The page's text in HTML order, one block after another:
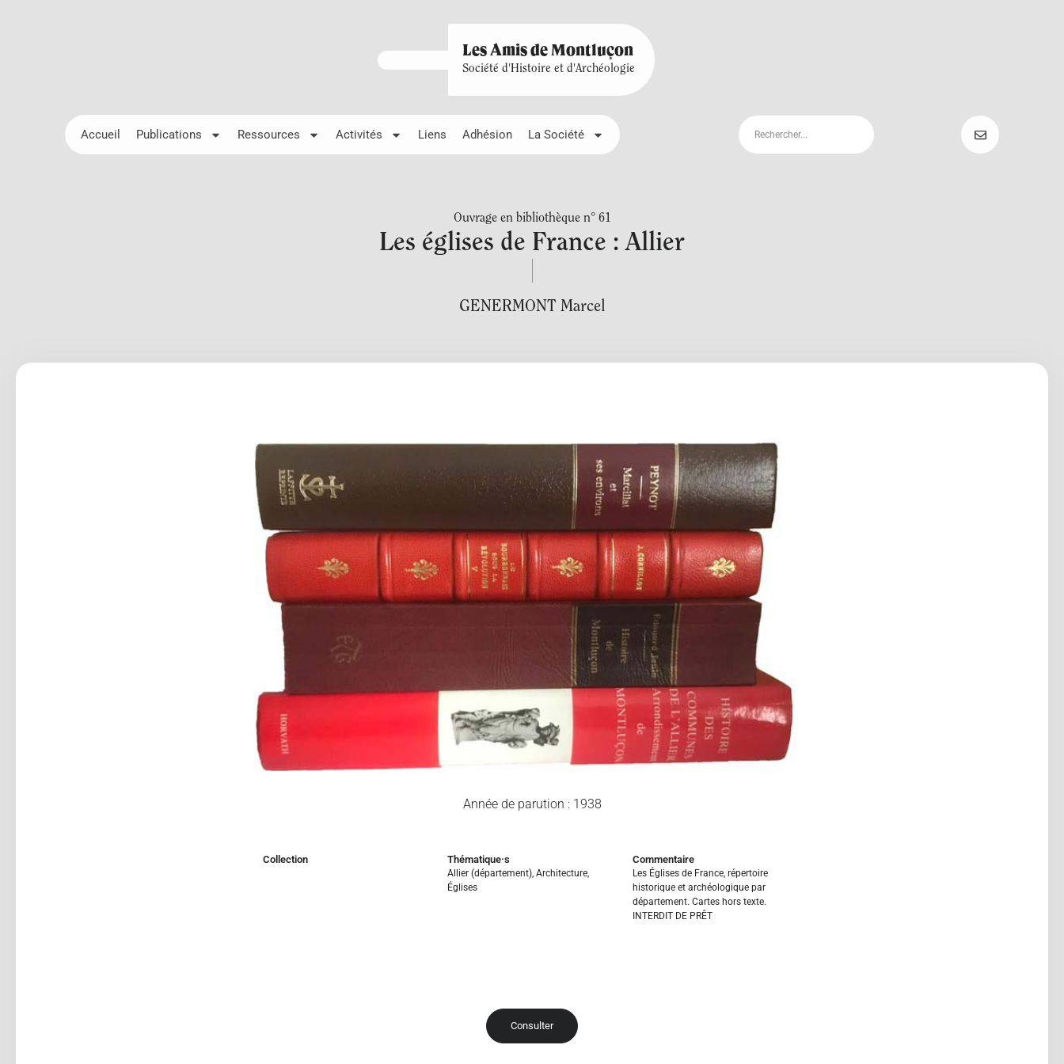
Les Amis de Montluçon
Société d'Histoire et d'Archéologie
Accueil Publications Ressources Activités Liens Adhésion La Société
Ouvrage en bibliothèque n° 61
Les églises de France : Allier
GENERMONT Marcel
Année de parution : 1938
Collection Thématique·s
Allier (département) ,Architecture
Églises
Commentaire
Les Églises de France, répertoire
historique et archéologique par
département. Cartes hors texte.
INTERDIT DE PRÊT
Consulter